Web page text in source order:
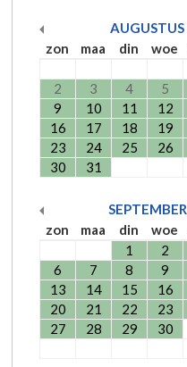
AUGUSTUS
zon
maa din woe
2
3 4 5
9
10 11 12
16
17 18 19
23
24 25 26
30
31
SEPTEMBER
zon
maa din woe
1
2
6
7 8 9
13
14 15 16
20
21 22 23
27
28 29 30